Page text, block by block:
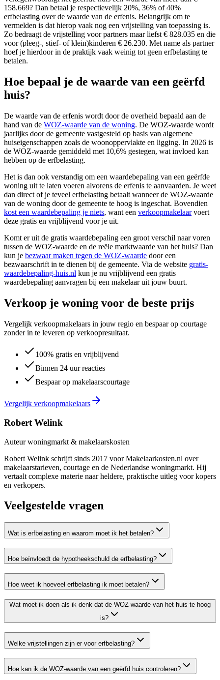
158.669? Dan betaal je respectievelijk 20%, 36% of 40%
erfbelasting over de waarde van de erfenis. Belangrijk om te
vermelden is dat hierop vaak nog een vrijstelling van toepassing is.
Zo bedraagt de vrijstelling voor partners maar liefst € 828.035 en die
voor (pleeg-, stief- of klein)kinderen € 26.230. Met name als partner
hoef je hierdoor in de praktijk vaak weinig tot geen erfbelasting te
betalen.
Hoe bepaal je de waarde van een geërfd
huis?
De waarde van de erfenis wordt door de overheid bepaald aan de
hand van de WOZ-waarde van de woning. De WOZ-waarde wordt
jaarlijks door de gemeente vastgesteld op basis van algemene
huiseigenschappen zoals de woonoppervlakte en ligging. In 2026 is
de WOZ-waarde gemiddeld met 10,6% gestegen, wat invloed kan
hebben op de erfbelasting.
Het is dan ook verstandig om een waardebepaling van een geërfde
woning uit te laten voeren alvorens de erfenis te aanvaarden. Je weet
dan direct of je teveel erfbelasting betaalt wanneer de WOZ-waarde
van de woning door de gemeente te hoog is ingeschat. Bovendien
kost een waardebepaling je niets, want een verkoopmakelaarvoert
deze gratis en vrijblijvend voor je uit.
Komt er uit de gratis waardebepaling een groot verschil naar voren
tussen de WOZ-waarde en de reële marktwaarde van het huis? Dan
kun je bezwaar maken tegen de WOZ-waarde door een
bezwaarschrift in te dienen bij de gemeente. Via de website gratis-
waardebepaling-huis.nl kun je nu vrijblijvend een gratis
waardebepaling aanvragen bij een makelaar uit jouw buurt.
Verkoop je woning voor de beste prijs
Vergelijk verkoopmakelaars in jouw regio en bespaar op courtage
zonder in te leveren op verkoopresultaat.
100% gratis en vrijblijvend
Binnen 24 uur reacties
Bespaar op makelaarscourtage
Vergelijk verkoopmakelaars
Robert Welink
Auteur woningmarkt & makelaarskosten
Robert Welink schrijft sinds 2017 voor Makelaarkosten.nl over
makelaarstarieven, courtage en de Nederlandse woningmarkt. Hij
vertaalt complexe materie naar heldere, praktische uitleg voor kopers
en verkopers.
Veelgestelde vragen
Wat is erfbelasting en waarom moet ik het betalen?
Hoe beïnvloedt de hypotheekschuld de erfbelasting?
Hoe weet ik hoeveel erfbelasting ik moet betalen?
Wat moet ik doen als ik denk dat de WOZ-waarde van het huis te hoog
is?
Welke vrijstellingen zijn er voor erfbelasting?
Hoe kan ik de WOZ-waarde van een geërfd huis controleren?